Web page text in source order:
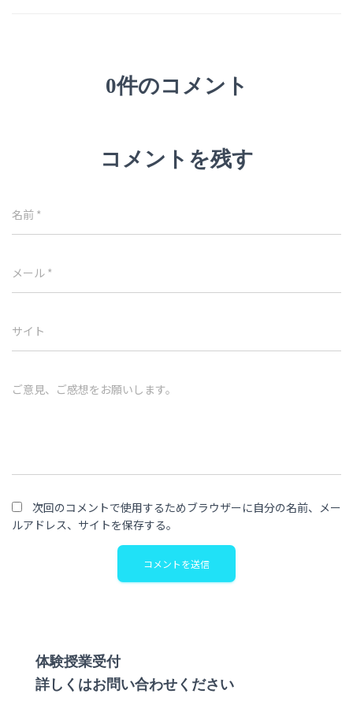
0件のコメント
コメントを残す
名前 *
メール *
サイト
ご意見、ご感想をお願いします。
次回のコメントで使用するためブラウザーに自分の名前、メー
ルアドレス、サイトを保存する。
体験授業受付
詳しくはお問い合わせください